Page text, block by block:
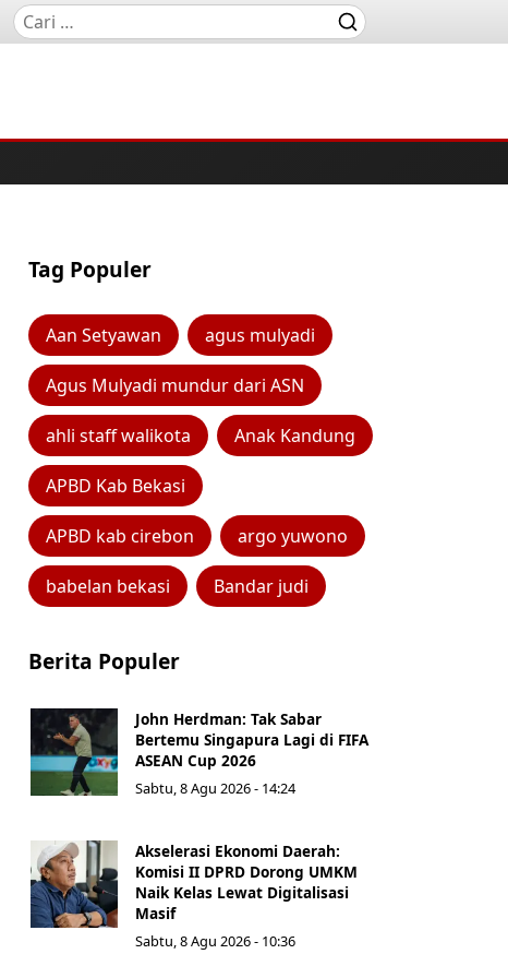
Tag Populer
Aan Setyawan agus mulyadi
Agus Mulyadi mundur dari ASN
ahli staff walikota Anak Kandung
APBD Kab Bekasi
APBD kab cirebon argo yuwono
babelan bekasi Bandar judi
Berita Populer
John Herdman: Tak Sabar
Bertemu Singapura Lagi di FIFA
ASEAN Cup 2026
Sabtu, 8 Agu 2026 - 14:24
Akselerasi Ekonomi Daerah:
Komisi II DPRD Dorong UMKM
Naik Kelas Lewat Digitalisasi
Masif
Sabtu, 8 Agu 2026 - 10:36